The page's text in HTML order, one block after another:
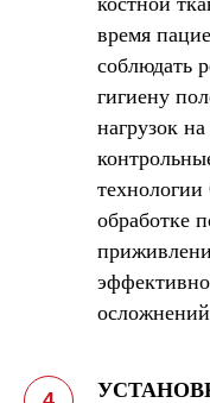
время
соблюдать
гигиену
нагрузок
обработке